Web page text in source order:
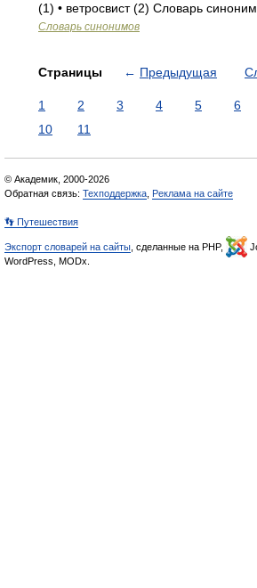
(1) • ветросвист (2) Словарь
Словарь синонимов
Страницы ← Предыдущая
1 2 3 4 5 6
10
11
© Академик, 2000-2026
Обратная связь: Техподдержка Реклама на сайте
👣 Путешествия
Экспорт словарей на сайты , сделанные на PHP,
WordPress, MODx.